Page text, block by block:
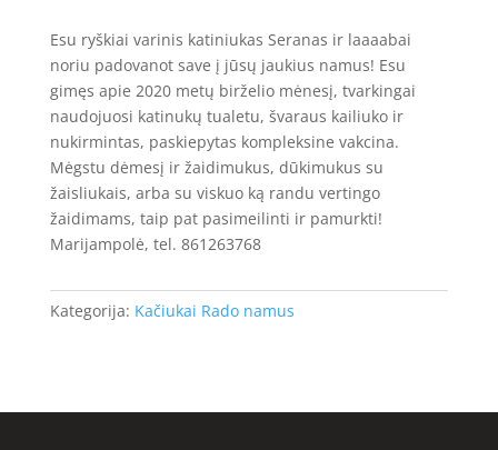
Esu ryškiai varinis katiniukas Seranas ir laaaabai
noriu padovanot save į jūsų jaukius namus! Esu
gimęs apie 2020 metų birželio mėnesį, tvarkingai
naudojuosi katinukų tualetu, švaraus kailiuko ir
nukirmintas, paskiepytas kompleksine vakcina.
Mėgstu dėmesį ir žaidimukus, dūkimukus su
žaisliukais, arba su viskuo ką randu vertingo
žaidimams, taip pat pasimeilinti ir pamurkti!
Marijampolė, tel. 861263768
Kategorija: Kačiukai Rado namus